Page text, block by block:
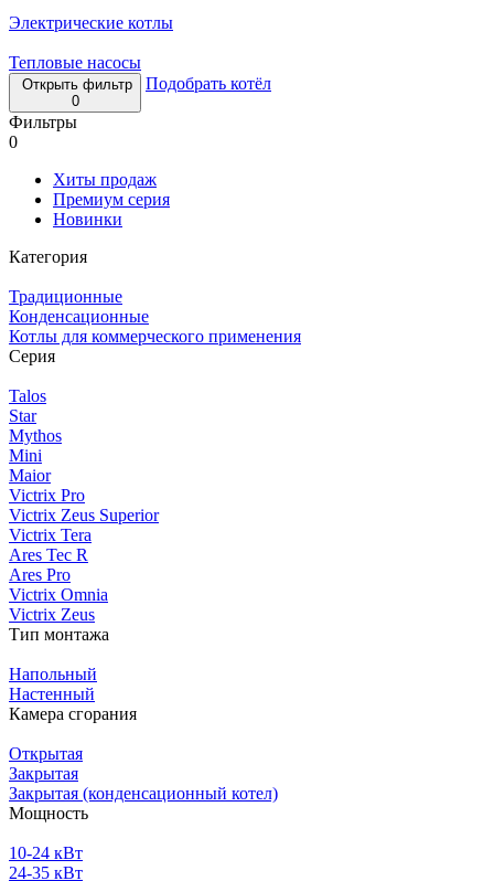
Электрические котлы
Тепловые насосы
Открыть фильтр
0
Подобрать котёл
Фильтры
0
Хиты продаж
Премиум серия
Новинки
Категория
Традиционные
Конденсационные
Котлы для коммерческого применения
Серия
Talos
Star
Mythos
Mini
Maior
Victrix Pro
Victrix Zeus Superior
Victrix Tera
Ares Tec R
Ares Pro
Victrix Omnia
Victrix Zeus
Тип монтажа
Напольный
Настенный
Камера сгорания
Открытая
Закрытая
Закрытая (конденсационный котел)
Мощность
10-24 кВт
24-35 кВт